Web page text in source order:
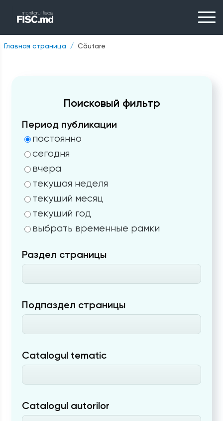
Главная страница Căutare
Поисковый фильтр
Период публикации
постоянно
сегодня
вчера
текущая неделя
текущий месяц
текущий год
выбрать временные рамки
Раздел страницы
Подпаздел страницы
Catalogul tematic
Catalogul autorilor